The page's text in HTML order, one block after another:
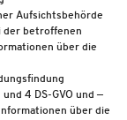
Aufsichtsbehörde
der betroffenen
über die
4 DS-GVO und —
über die